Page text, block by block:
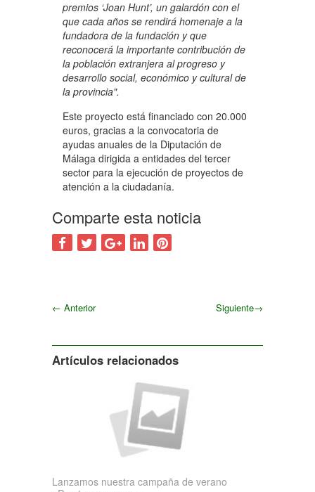
premios ‘Joan Hunt’, un galardón con el
que cada años se rendirá homenaje a la
fundadora de la fundación y que
reconocerá la importante contribución de
la población extranjera al progreso y
desarrollo social, económico y cultural de
la provincia".
Este proyecto está financiado con 20.000
euros, gracias a la convocatoria de
ayudas anuales de la Diputación de
Málaga dirigida a entidades del tercer
sector para la ejecución de proyectos de
atención a la ciudadanía.
Comparte esta noticia
← Anterior Siguiente→
Artículos relacionados
Lanzamos nuestra campaña de verano